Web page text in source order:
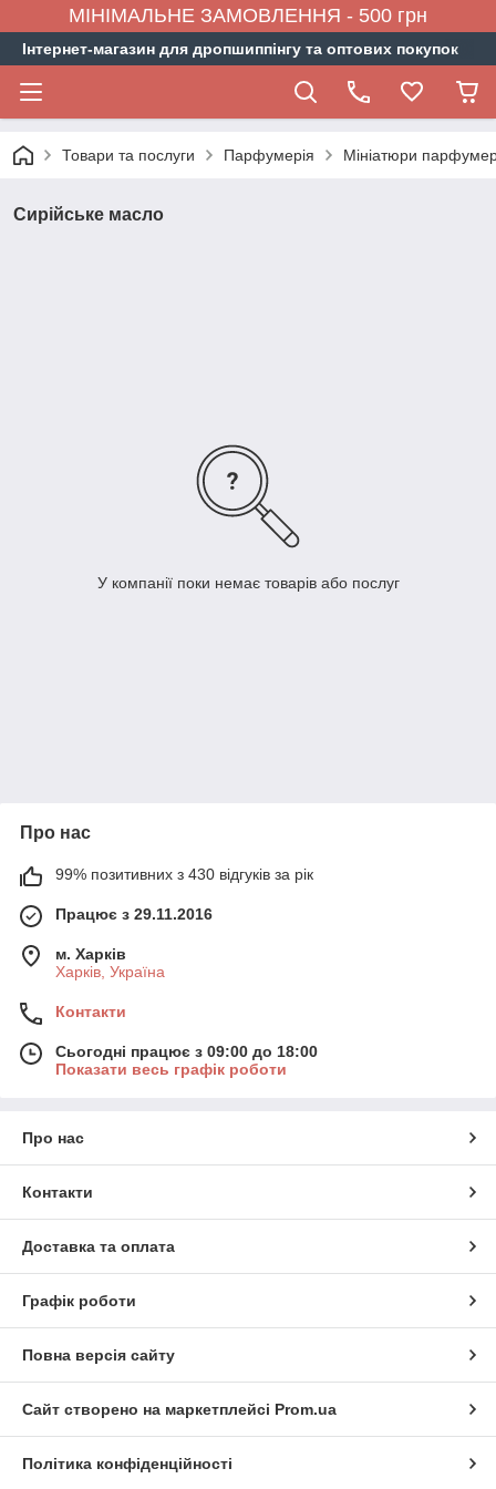
МІНІМАЛЬНЕ ЗАМОВЛЕННЯ - 500 грн
Інтернет-магазин для дропшиппінгу та оптових покупок
Товари та послуги Парфумерія Мініатюри
Сирійське масло
У компанії поки немає товарів або послуг
Про нас
99% позитивних з 430 відгуків за рік
Працює з 29.11.2016
м. Харків
Харків, Україна
Контакти
Сьогодні працює з 09:00 до 18:00
Показати весь графік роботи
Про нас
Контакти
Доставка та оплата
Графік роботи
Повна версія сайту
Сайт створено на маркетплейсі Prom.ua
Політика конфіденційності